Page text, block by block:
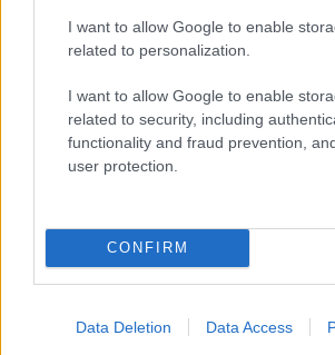
I want to allow Google to enable
related to personalization.
I want to allow Google to enable
related to security, including
functionality and fraud prevention,
user protection.
CONFIRM
Data Deletion Data Access
Alcuni anni fa, la scoperta di
suscitato grande interesse, ma
attendono ulteriori studi e ricerche,
sembrano rappresentare un
dell’antica arte e cultura degli
di ulteriori sviluppi e scoperte per
questa discussa e misteriosa